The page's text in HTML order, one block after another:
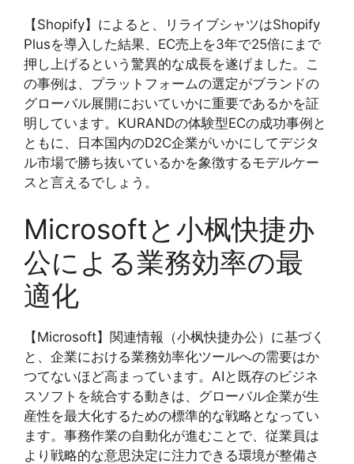
【Shopify】によると、リライブシャツはShopify
Plusを導入した結果、EC売上を3年で25倍にまで
押し上げるという驚異的な成長を遂げました。こ
の事例は、プラットフォームの選定がブランドの
グローバル展開においていかに重要であるかを証
明しています。KURANDの体験型ECの成功事例と
ともに、日本国内のD2C企業がいかにしてデジタ
ル市場で勝ち抜いているかを象徴するモデルケー
スと言えるでしょう。
Microsoftと小枫快捷办
公による業務効率の最
適化
【Microsoft】関連情報（小枫快捷办公）に基づく
と、企業における業務効率化ツールへの需要はか
つてないほど高まっています。AIと既存のビジネ
スソフトを統合する動きは、グローバル企業が生
産性を最大化するための標準的な戦略となってい
ます。事務作業の自動化が進むことで、従業員は
より戦略的な意思決定に注力できる環境が整備さ